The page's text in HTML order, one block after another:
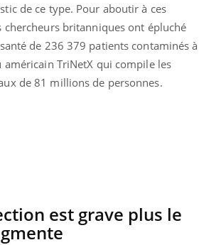
de ce type. Pour aboutir à ces
chercheurs britanniques ont épluché
de 236 379 patients contaminés à
américain TriNetX qui compile les
de 81 millions de personnes.
est grave plus le